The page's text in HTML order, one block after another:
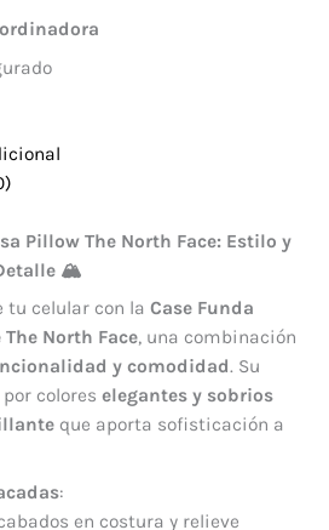
Pillow The North Face: Estilo y
🏔️
tu celular con la Case Funda
North Face, una combinación
y comodidad. Su
colores elegantes y sobrios
que aporta sofisticación a
:
en costura y relieve